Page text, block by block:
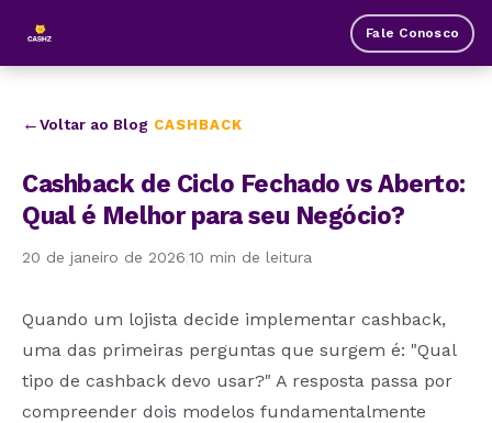
Fale Conosco
Voltar ao Blog CASHBACK
Cashback de Ciclo Fechado vs Aberto:
Qual é Melhor para seu Negócio?
20 de janeiro de 2026 10 min de leitura
Quando um lojista decide implementar cashback,
uma das primeiras perguntas que surgem é: "Qual
tipo de cashback devo usar?" A resposta passa por
compreender dois modelos fundamentalmente